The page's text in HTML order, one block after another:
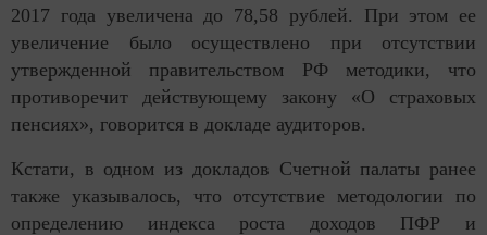
2017 года увеличена до 78,58 рублей. При этом ее
увеличение было осуществлено при отсутствии
утвержденной правительством РФ методики, что
противоречит действующему закону «О страховых
пенсиях», говорится в докладе аудиторов.
Кстати, в одном из докладов Счетной палаты ранее
также указывалось, что отсутствие методологии по
определению индекса роста доходов ПФР и